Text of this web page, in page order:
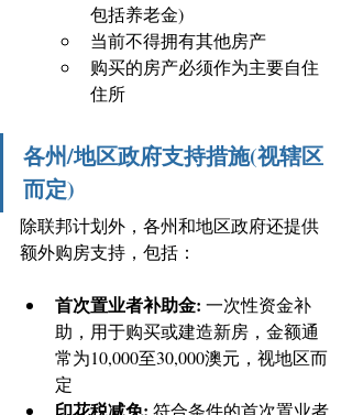
包括养老金)
当前不得拥有其他房产
购买的房产必须作为主要自住
住所
各州/地区政府支持措施(视辖区
而定)
除联邦计划外，各州和地区政府还提供
额外购房支持，包括：
首次置业者补助金: 一次性资金补
助，用于购买或建造新房，金额通
常为10,000至30,000澳元，视地区而
定
印花税减免: 符合条件的首次置业者